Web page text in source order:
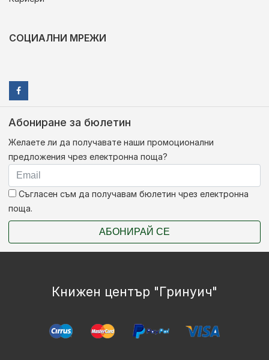
СОЦИАЛНИ МРЕЖИ
Абониране за бюлетин
Желаете ли да получавате наши промоционални
предложения чрез електронна поща?
Съгласен съм да получавам бюлетин чрез електронна
поща.
АБОНИРАЙ СЕ
Книжен център "Гринуич"